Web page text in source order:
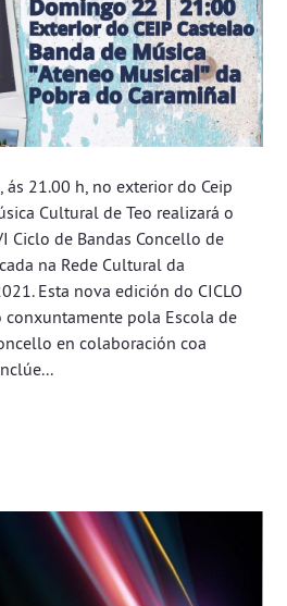
21.00 h, no exterior do Ceip
Cultural de Teo realizará o
Ciclo de Bandas Concello de
na Rede Cultural da
Esta nova edición do CICLO
conxuntamente pola Escola de
en colaboración coa